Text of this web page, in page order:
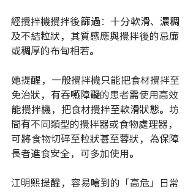
經攪拌機攪拌後篩過：十分軟滑、濃稠
及不結粒狀，其質感應與攪拌後的忌廉
或稠厚的布甸相若。
她提醒，一般攪拌機只能把食材攪拌至
免治狀，有吞嚥障礙的患者需使用高效
能攪拌機，把食材攪拌至軟滑狀態。坊
間有不同類型的攪拌器或食物處理器，
可將食物切碎至粒狀甚至蓉狀，為保障
長者進食安全，可多加使用。
江明熙提醒，容易嗆到的「高危」日常